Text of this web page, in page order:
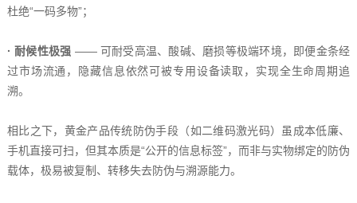
杜绝“一码多物”；
· 耐候性极强 —— 可耐受高温、酸碱、磨损等极端环境，即便金条经
过市场流通，隐藏信息依然可被专用设备读取，实现全生命周期追
溯。
相比之下，黄金产品传统防伪手段（如二维码激光码）虽成本低廉、
手机直接可扫，但其本质是“公开的信息标签”，而非与实物绑定的防伪
载体，极易被复制、转移失去防伪与溯源能力。